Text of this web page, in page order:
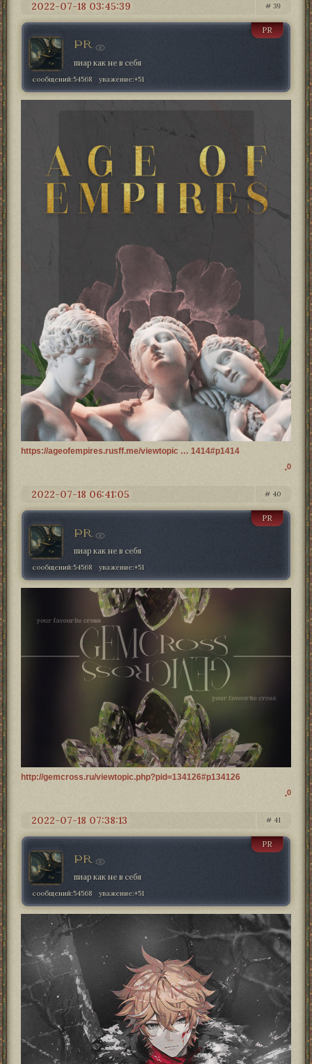
39
2022-07-18 03:45:39
PR
PR
пиар как не в себя
сообщений:54568 уважение:+51
https://ageofempires.rusff.me/viewtopic … 1414#p1414
0
40
2022-07-18 06:41:05
PR
PR
пиар как не в себя
сообщений:54568 уважение:+51
http://gemcross.ru/viewtopic.php?pid=134126#p134126
0
41
2022-07-18 07:38:13
PR
PR
пиар как не в себя
сообщений:54568 уважение:+51